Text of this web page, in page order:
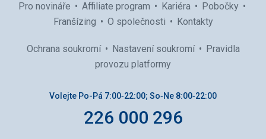
Pro novináře Affiliate program Kariéra
Pobočky
Franšízing
O společnosti Kontakty
Ochrana soukromí Nastavení soukromí
Pravidla
provozu platformy
Volejte Po-Pá 7:00‑22:00; So‑Ne 8:00‑22:00
226 000 296